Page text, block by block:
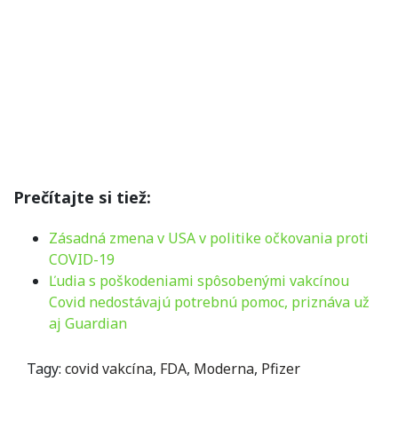
Prečítajte si tiež:
Zásadná zmena v USA v politike očkovania proti
COVID-19
Ľudia s poškodeniami spôsobenými vakcínou
Covid nedostávajú potrebnú pomoc, priznáva už
aj Guardian
Tagy: covid vakcína, FDA, Moderna, Pfizer